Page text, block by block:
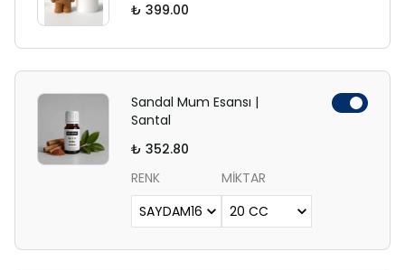
₺ 399.00
Sandal Mum Esansı |
Santal
₺ 352.80
RENK
MİKTAR